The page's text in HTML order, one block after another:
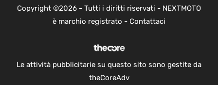
Copyright ©2026 - Tutti i diritti riservati - NEXTMOTO
è marchio registrato - Contattaci
Le attività pubblicitarie su questo sito sono gestite da
theCoreAdv